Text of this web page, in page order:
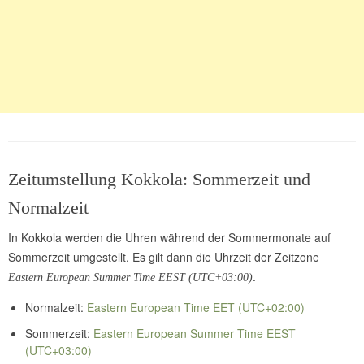
Zeitumstellung Kokkola: Sommerzeit und
Normalzeit
In Kokkola werden die Uhren während der Sommermonate auf
Sommerzeit umgestellt. Es gilt dann die Uhrzeit der Zeitzone
Eastern European Summer Time EEST (UTC+03:00).
Normalzeit: Eastern European Time EET (UTC+02:00)
Sommerzeit: Eastern European Summer Time EEST
(UTC+03:00)